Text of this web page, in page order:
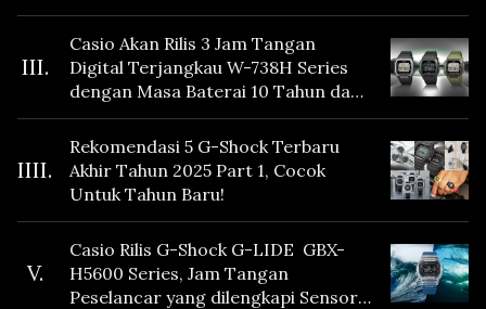
III.
Casio Akan Rilis 3 Jam Tangan
Digital Terjangkau W-738H Series
dengan Masa Baterai 10 Tahun dan
Fitur Vibration
IIII.
Rekomendasi 5 G-Shock Terbaru
Akhir Tahun 2025 Part 1, Cocok
Untuk Tahun Baru!
V.
Casio Rilis G-Shock G-LIDE GBX-
H5600 Series, Jam Tangan
Peselancar yang dilengkapi Sensor